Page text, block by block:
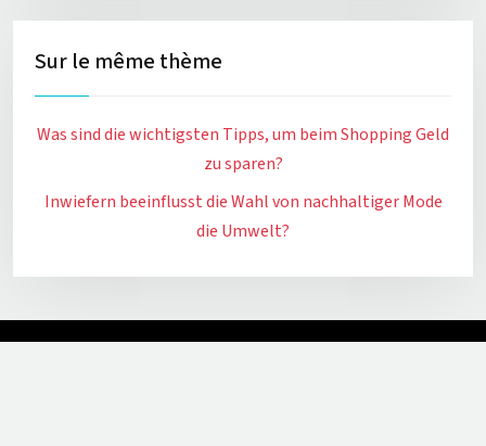
Sur le même thème
Was sind die wichtigsten Tipps, um beim Shopping Geld
zu sparen?
Inwiefern beeinflusst die Wahl von nachhaltiger Mode
die Umwelt?